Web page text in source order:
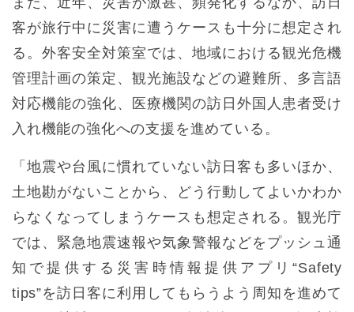
客が旅行中に災害に遭うケースも十分に想定され
る。外客安全対策室では、地域における観光危機
管理計画の策定、観光施設などの避難所、多言語
対応機能の強化、医療機関の訪日外国人患者受け
入れ機能の強化への支援を進めている。
「地震や台風に慣れていない訪日客も多いほか、
土地勘がないことから、どう行動してよいかわか
らなくなってしまうケースも想定される。観光庁
では、緊急地震速報や気象警報などをプッシュ通
知で提供する災害時情報提供アプリ“Safety
tips”を訪日客に利用してもらうよう周知を進めて